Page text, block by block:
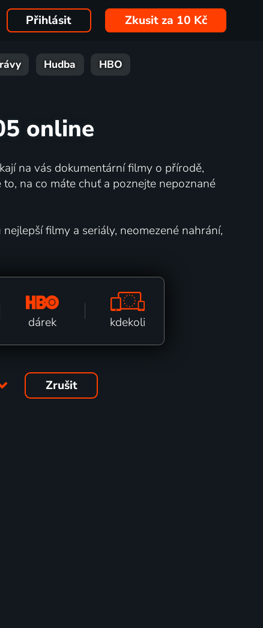
Přihlásit Zkusit za 10 Kč
Hudba HBO
online
na vás dokumentární filmy o přírodě,
na co máte chuť a poznejte nepoznané
filmy a seriály, neomezené nahrání,
dárek kdekoli
Zrušit